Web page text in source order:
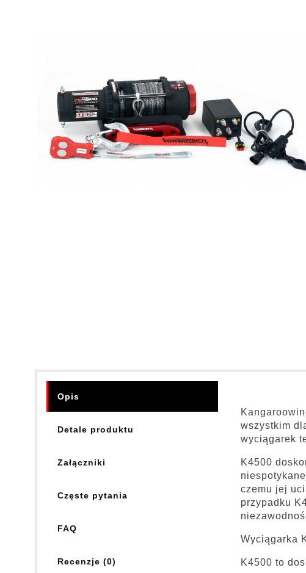
Opis
Detale produktu
Załączniki
Częste pytania
FAQ
Recenzje (0)
wszystkim
wyciągarek
K4500
czemu jej
przypadku
Wyciągarka
K4500 to